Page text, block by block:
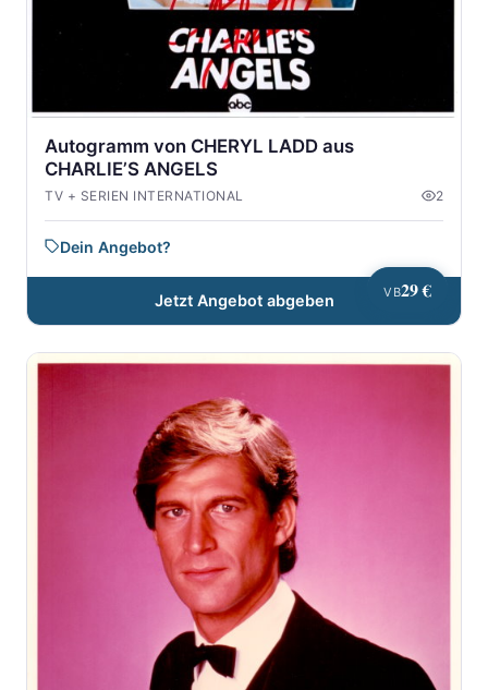
VB29 €
Autogramm von CHERYL LADD aus
CHARLIE’S ANGELS
TV + SERIEN INTERNATIONAL 2
Dein Angebot?
Jetzt Angebot abgeben